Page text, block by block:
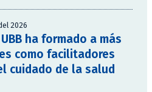
2026
ha formado a más
como facilitadores
cuidado de la salud